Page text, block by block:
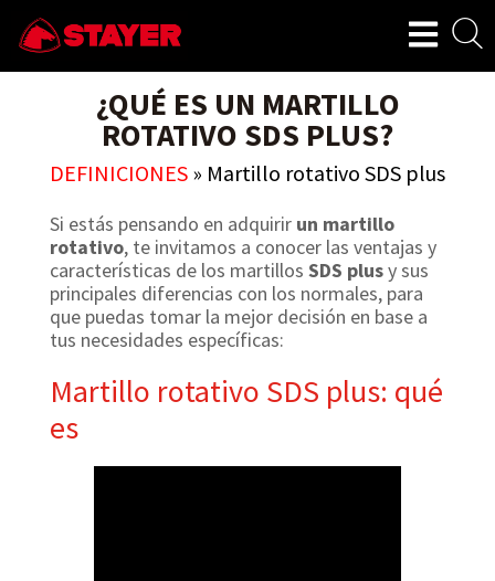
¿QUÉ ES UN MARTILLO
ROTATIVO SDS PLUS?
DEFINICIONES » Martillo rotativo SDS plus
Si estás pensando en adquirir un martillo
rotativo, te invitamos a conocer las ventajas y
características de los martillos SDS plusy sus
principales diferencias con los normales, para
que puedas tomar la mejor decisión en base a
tus necesidades específicas:
Martillo rotativo SDS plus: qué
es